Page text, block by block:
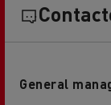
General